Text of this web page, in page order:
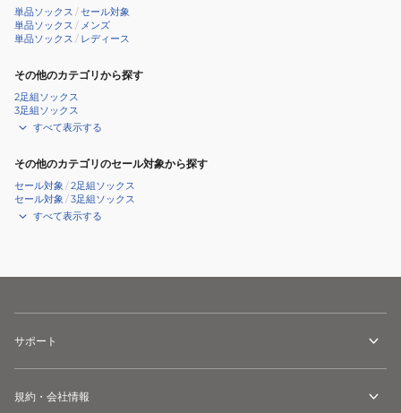
単品ソックス /セール対象
単品ソックス / メンズ
単品ソックス / レディース
その他のカテゴリから探す
2足組ソックス
3足組ソックス
すべて表示する
その他のカテゴリのセール対象から探す
セール対象 /2足組ソックス
セール対象 /3足組ソックス
すべて表示する
サポート
規約・会社情報